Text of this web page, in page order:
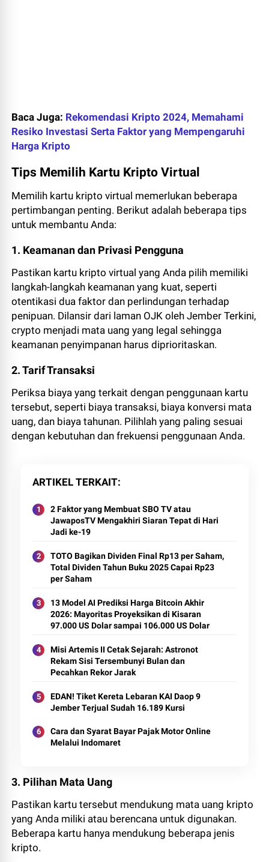
Baca Juga: Rekomendasi Kripto 2024, Memahami
Resiko Investasi Serta Faktor yang Mempengaruhi
Harga Kripto
Tips Memilih Kartu Kripto Virtual
Memilih kartu kripto virtual memerlukan beberapa
pertimbangan penting. Berikut adalah beberapa tips
untuk membantu Anda:
1. Keamanan dan Privasi Pengguna
Pastikan kartu kripto virtual yang Anda pilih memiliki
langkah-langkah keamanan yang kuat, seperti
otentikasi dua faktor dan perlindungan terhadap
penipuan. Dilansir dari laman OJK oleh Jember Terkini,
crypto menjadi mata uang yang legal sehingga
keamanan penyimpanan harus diprioritaskan.
2. Tarif Transaksi
Periksa biaya yang terkait dengan penggunaan kartu
tersebut, seperti biaya transaksi, biaya konversi mata
uang, dan biaya tahunan. Pilihlah yang paling sesuai
dengan kebutuhan dan frekuensi penggunaan Anda.
ARTIKEL TERKAIT
2 Faktor yang Membuat SBO TV atau
JawaposTV Mengakhiri Siaran Tepat di Hari
Jadi ke-19
TOTO Bagikan Dividen Final Rp13 per Saham,
Total Dividen Tahun Buku 2025 Capai Rp23
per Saham
13 Model AI Prediksi Harga Bitcoin Akhir
2026: Mayoritas Proyeksikan di Kisaran
97.000 US Dolar sampai 106.000 US Dolar
Misi Artemis II Cetak Sejarah: Astronot
Rekam Sisi Tersembunyi Bulan dan
Pecahkan Rekor Jarak
EDAN! Tiket Kereta Lebaran KAI Daop 9
Jember Terjual Sudah 16.189 Kursi
Cara dan Syarat Bayar Pajak Motor Online
Melalui Indomaret
3. Pilihan Mata Uang
Pastikan kartu tersebut mendukung mata uang kripto
yang Anda miliki atau berencana untuk digunakan.
Beberapa kartu hanya mendukung beberapa jenis
kripto.